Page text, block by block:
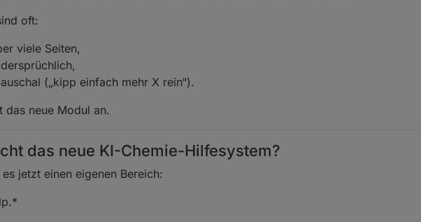
oft:
viele Seiten,
(„kipp einfach mehr X rein“).
das neue Modul an.
das neue KI-Chemie-Hilfesystem?
jetzt einen eigenen Bereich: